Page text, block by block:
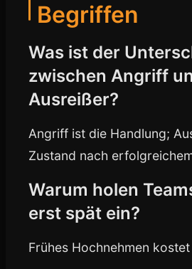
Begriffen
Was ist der
zwischen Angriff
Ausreißer?
Angriff ist die Handlung;
Zustand nach
Warum holen
erst spät ein?
Frühes Hochnehmen